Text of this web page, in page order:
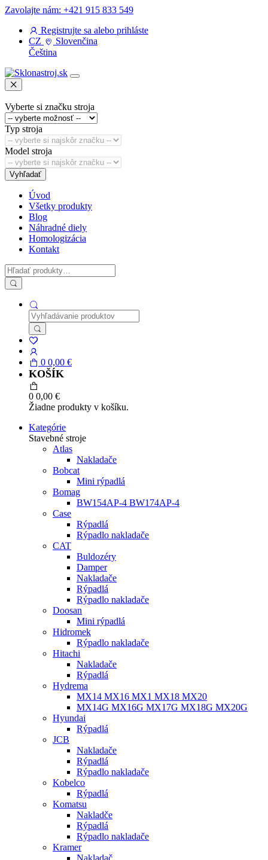
Zavolajte nám: +421 915 833 549
Registrujte sa alebo prihláste
CZ
Slovenčina
Čeština
Vyberte si značku stroja
Typ stroja
Model stroja
Vyhľadať
Úvod
Všetky produkty
Blog
Náhradné diely
Homologizácia
Kontakt
0 0,00 €
KOŠÍK
0 0,00 €
Žiadne produkty v košíku.
Kategórie
Stavebné stroje
Atlas
Nakladače
Bobcat
Mini rýpadlá
Bomag
BW154AP-4 BW174AP-4
Case
Rýpadlá
Rýpadlo nakladače
CAT
Buldozéry
Damper
Nakladače
Rýpadlá
Rýpadlo nakladače
Doosan
Mini rýpadlá
Hidromek
Rýpadlo nakladače
Hitachi
Nakladače
Rýpadlá
Hydrema
MX14 MX16 MX1 MX18 MX20
MX14G MX16G MX17G MX18G MX20G
Hyundai
Rýpadlá
JCB
Nakladače
Rýpadlá
Rýpadlo nakladače
Kobelco
Rýpadlá
Komatsu
Nakladče
Rýpadlá
Rýpadlo nakladače
Kramer